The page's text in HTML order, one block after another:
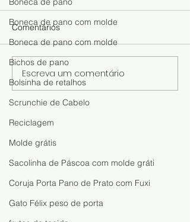
Boneca de pano com molde
Boneca de pano com molde
Bichos de pano
Bolsinha de retalhos
Scrunchie de Cabelo
Reciclagem
Molde grátis
Sacolinha de Páscoa com molde gráti
Coruja Porta Pano de Prato com Fuxi
Gato Félix peso de porta
15 Artesanatos Fáceis
para Fazer, Vender e
Ganhar Dinheiro em Casa
Comentários
Escreva um comentário